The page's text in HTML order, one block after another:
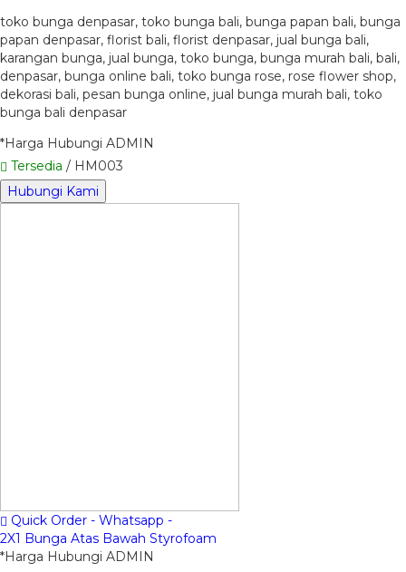
toko bunga denpasar, toko bunga bali, bunga papan bali, bunga
papan denpasar, florist bali, florist denpasar, jual bunga bali,
karangan bunga, jual bunga, toko bunga, bunga murah bali, bali,
denpasar, bunga online bali, toko bunga rose, rose flower shop,
dekorasi bali, pesan bunga online, jual bunga murah bali, toko
bunga bali denpasar
*Harga Hubungi ADMIN
Tersedia / HM003
Hubungi Kami
Quick Order - Whatsapp -
2X1 Bunga Atas Bawah Styrofoam
*Harga Hubungi ADMIN